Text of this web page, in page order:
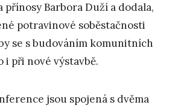
přínosy Barbora Duží a dodala,
potravinové soběstačnosti
se s budováním komunitních
i při nové výstavbě.
jsou spojená s dvěma